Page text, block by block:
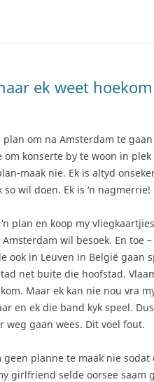
ek weet
plan om na Amsterdam te
konserte by te woon in
maak nie. Ek is altyd
wil doen. Ek is ‘n nagmerrie!
plan en koop my
wil besoek. En toe
ook in Leuven in België gaan
net buite die hoofstad.
Maar ek kan nie nou vra
en ek die band kyk speel.
weg gaan wees. Dit voel fout.
planne te maak nie
girlfriend selde oorsee saam